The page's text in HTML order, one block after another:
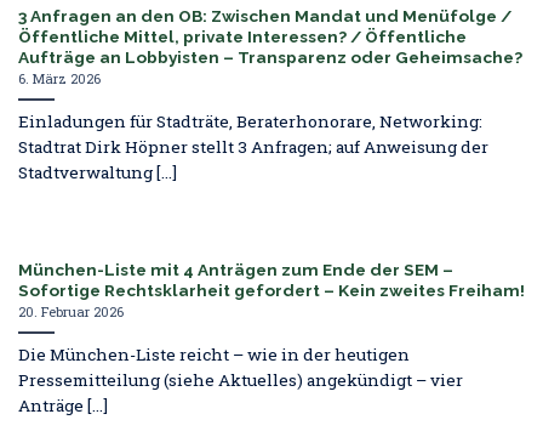
3 Anfragen an den OB: Zwischen Mandat und Menüfolge /
Öffentliche Mittel, private Interessen? / Öffentliche
Aufträge an Lobbyisten – Transparenz oder Geheimsache?
6. März 2026
Einladungen für Stadträte, Beraterhonorare, Networking:
Stadtrat Dirk Höpner stellt 3 Anfragen; auf Anweisung der
Stadtverwaltung [...]
München-Liste mit 4 Anträgen zum Ende der SEM –
Sofortige Rechtsklarheit gefordert – Kein zweites Freiham!
20. Februar 2026
Die München-Liste reicht – wie in der heutigen
Pressemitteilung (siehe Aktuelles) angekündigt – vier
Anträge [...]